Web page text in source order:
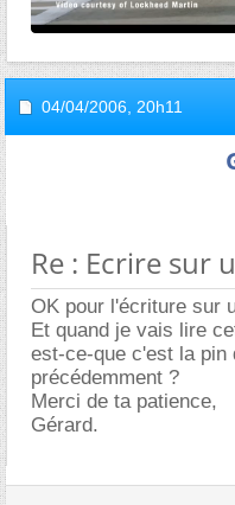
04/04/2006, 20h11
Re : Ecrire sur
OK pour l'écriture sur
Et quand je vais lire
est-ce-que c'est la
précédemment ?
Merci de ta patience,
Gérard.